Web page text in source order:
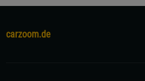
carzoom.de